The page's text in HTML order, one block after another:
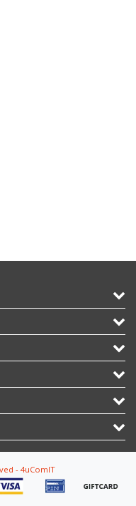
- 4uComIT